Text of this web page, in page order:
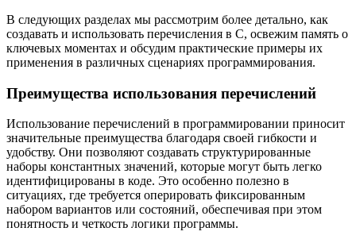
В следующих разделах мы рассмотрим более детально, как
создавать и использовать перечисления в C, освежим память о
ключевых моментах и обсудим практические примеры их
применения в различных сценариях программирования.
Преимущества использования перечислений
Использование перечислений в программировании приносит
значительные преимущества благодаря своей гибкости и
удобству. Они позволяют создавать структурированные
наборы константных значений, которые могут быть легко
идентифицированы в коде. Это особенно полезно в
ситуациях, где требуется оперировать фиксированным
набором вариантов или состояний, обеспечивая при этом
понятность и четкость логики программы.